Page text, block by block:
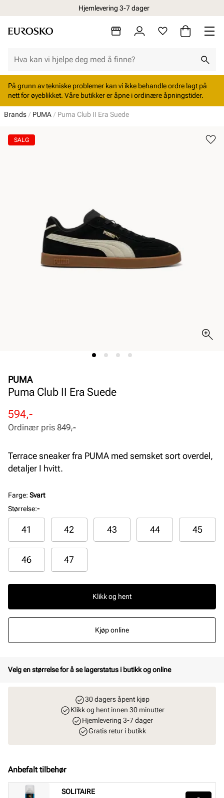
Hjemlevering 3-7 dager
På grunn av tekniske problemer kan vi ikke behandle ordre lagt på
nett for øyeblikket. Våre butikker er åpne i ordinære åpningstider.
Brands PUMA Puma Club II Era Suede
SALG
PUMA
Puma Club II Era Suede
Rabattert
pris
594,-
Ordinær
pris
Ordinær pris 849,-
Terrace sneaker fra PUMA med semsket sort overdel,
detaljer I hvitt.
Farge: Svart
Størrelse:-
41 42 43 44 45
46 47
Klikk og hent
Kjøp online
Velg en størrelse for å se lagerstatus i butikk og online
30 dagers åpent kjøp
Klikk og hent innen 30 minutter
Hjemlevering 3-7 dager
Gratis retur i butikk
Anbefalt tilbehør
SOLITAIRE